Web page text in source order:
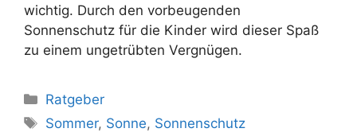
wichtig. Durch den vorbeugenden
Sonnenschutz für die Kinder wird dieser Spaß
zu einem ungetrübten Vergnügen.
Kategorien
Ratgeber
Schlagwörter
Sommer, Sonne, Sonnenschutz